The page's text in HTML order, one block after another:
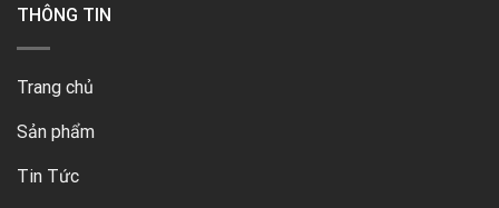
THÔNG TIN
Trang chủ
Sản phẩm
Tin Tức